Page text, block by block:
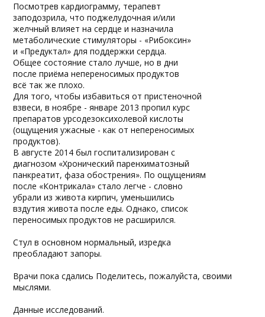
Посмотрев кардиограмму, терапевт
заподозрила, что поджелудочная и/или
желчный влияет на сердце и назначила
метаболические стимуляторы - «Рибоксин»
и «Предуктал» для поддержки сердца.
Общее состояние стало лучше, но в дни
после приёма непереносимых продуктов
всё так же плохо.
Для того, чтобы избавиться от пристеночной
взвеси, в ноябре - январе 2013 пропил курс
препаратов урсодезоксихолевой кислоты
(ощущения ужасные - как от непереносимых
продуктов).
В августе 2014 был госпитализирован с
диагнозом «Хронический паренхиматозный
панкреатит, фаза обострения». По ощущениям
после «Контрикала» стало легче - словно
убрали из живота кирпич, уменьшились
вздутия живота после еды. Однако, список
переносимых продуктов не расширился.
Стул в основном нормальный, изредка
преобладают запоры.
Врачи пока сдались Поделитесь, пожалуйста, своими
мыслями.
Данные исследований.